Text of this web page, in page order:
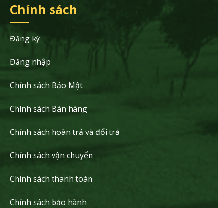
Chính sách
Đăng ký
Đăng nhập
Chính sách Bảo Mật
Chính sách Bán hàng
Chính sách hoàn trả và đổi trả
Chính sách vận chuyển
Chính sách thanh toán
Chính sách bảo hành